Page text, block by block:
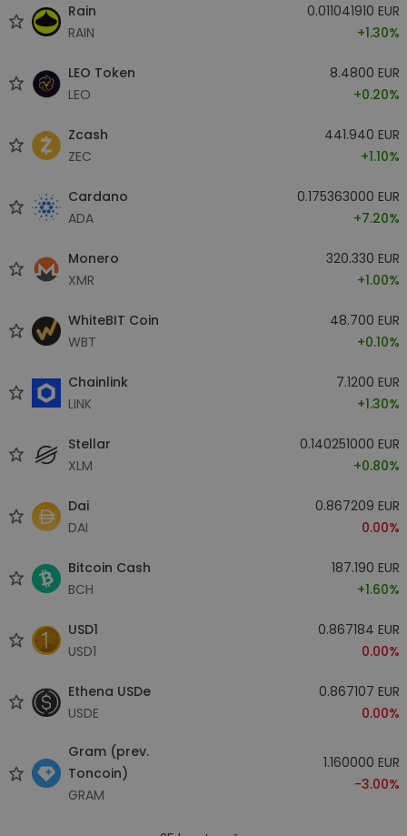
Rain
RAIN
0.011041910 EUR
+1.30%
LEO Token
LEO
8.4800 EUR
+0.20%
Zcash
ZEC
441.940 EUR
+1.10%
Cardano
ADA
0.175363000 EUR
+7.20%
Monero
XMR
320.330 EUR
+1.00%
WhiteBIT Coin
WBT
48.700 EUR
+0.10%
Chainlink
LINK
7.1200 EUR
+1.30%
Stellar
XLM
0.140251000 EUR
+0.80%
Dai
DAI
0.867209 EUR
0.00%
Bitcoin Cash
BCH
187.190 EUR
+1.60%
USD1
USD1
0.867184 EUR
0.00%
Ethena USDe
USDE
0.867107 EUR
0.00%
Gram (prev.
Toncoin)
GRAM
1.160000 EUR
-3.00%